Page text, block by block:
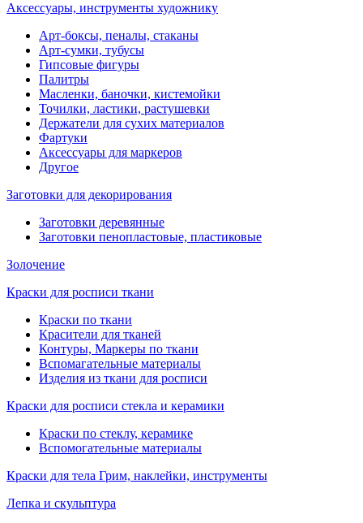
Аксессуары, инструменты художнику
Арт-боксы, пеналы, стаканы
Арт-сумки, тубусы
Гипсовые фигуры
Палитры
Масленки, баночки, кистемойки
Точилки, ластики, растушевки
Держатели для сухих материалов
Фартуки
Аксессуары для маркеров
Другое
Заготовки для декорирования
Заготовки деревянные
Заготовки пенопластовые, пластиковые
Золочение
Краски для росписи ткани
Краски по ткани
Красители для тканей
Контуры, Маркеры по ткани
Вспомагательные материалы
Изделия из ткани для росписи
Краски для росписи стекла и керамики
Краски по стеклу, керамике
Вспомогательные материалы
Краски для тела Грим, наклейки, инструменты
Лепка и скульптура